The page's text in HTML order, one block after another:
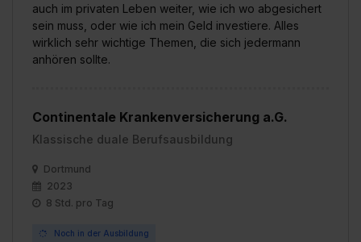
auch im privaten Leben weiter, wie ich wo abgesichert
sein muss, oder wie ich mein Geld investiere. Alles
wirklich sehr wichtige Themen, die sich jedermann
anhören sollte.
Continentale Krankenversicherung a.G.
Klassische duale Berufsausbildung
Dortmund
2023
8 Std. pro Tag
Noch in der Ausbildung